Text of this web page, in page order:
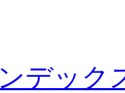
デック